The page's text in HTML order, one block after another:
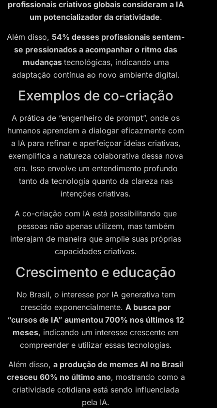
profissionais criativos globais consideram a IA
um potencializador da criatividade.
Além disso, 54% desses profissionais sentem-
se pressionados a acompanhar o ritmo das
mudanças tecnológicas, indicando uma
adaptação contínua ao novo ambiente digital.
Exemplos de co-criação
A prática de “engenheiro de prompt”, onde os
humanos aprendem a dialogar eficazmente com
a IA para refinar e aperfeiçoar ideias criativas,
exemplifica a natureza colaborativa dessa nova
era. Isso envolve um entendimento profundo
tanto da tecnologia quanto da clareza nas
intenções criativas.
A co-criação com IA está possibilitando que
pessoas não apenas utilizem, mas também
interajam de maneira que amplie suas próprias
capacidades criativas.
Crescimento e educação
No Brasil, o interesse por IA generativa tem
crescido exponencialmente. A busca por
“cursos de IA” aumentou 700% nos últimos 12
meses, indicando um interesse crescente em
compreender e utilizar essas tecnologias.
Além disso, a produção de memes AI no Brasil
cresceu 60% no último ano, mostrando como a
criatividade cotidiana está sendo influenciada
pela IA.